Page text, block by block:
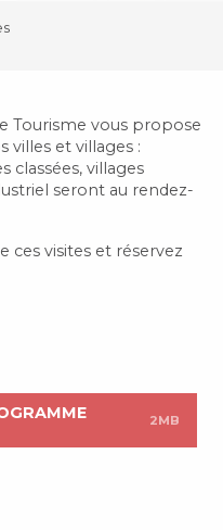
Tourisme vous propose
villes et villages :
classées, villages
seront au rendez-
ces visites et réservez
2MB